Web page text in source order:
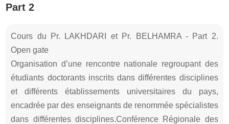
Part 2
Cours du Pr. LAKHDARI et Pr. BELHAMRA - Part 2.
Open gate
Organisation d’une rencontre nationale regroupant des
étudiants doctorants inscrits dans différentes disciplines
et différents établissements universitaires du pays,
encadrée par des enseignants de renommée spécialistes
dans différentes disciplines.Conférence Régionale des